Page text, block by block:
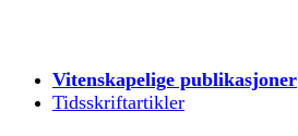
Vitenskapelige publikasjoner
Tidsskriftartikler